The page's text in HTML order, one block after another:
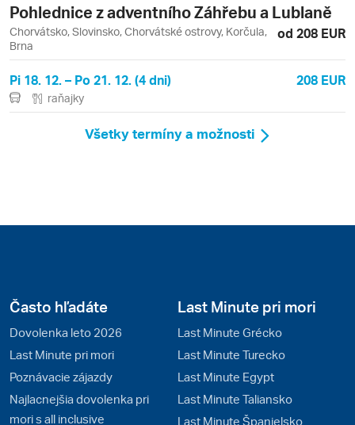
Pohlednice z adventního Záhřebu a Lublaně
Chorvátsko, Slovinsko, Chorvátské ostrovy, Korčula,
Brna
od 208 EUR
Pi 18. 12. – Po 21. 12. (4 dni) 208 EUR
raňajky
Všetky termíny a možnosti
Často hľadáte
Dovolenka leto 2026
Last Minute pri mori
Poznávacie zájazdy
Najlacnejšia dovolenka pri
mori s all inclusive
Last Minute pri mori
Last Minute Grécko
Last Minute Turecko
Last Minute Egypt
Last Minute Taliansko
Last Minute Španielsko